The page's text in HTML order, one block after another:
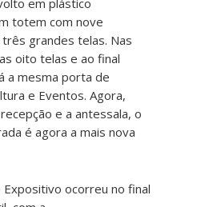
totem com nove
grandes telas. Nas
oito telas e ao final
a mesma porta de
e Eventos. Agora,
e a antessala, o
é agora a mais nova
Expositivo ocorreu no final